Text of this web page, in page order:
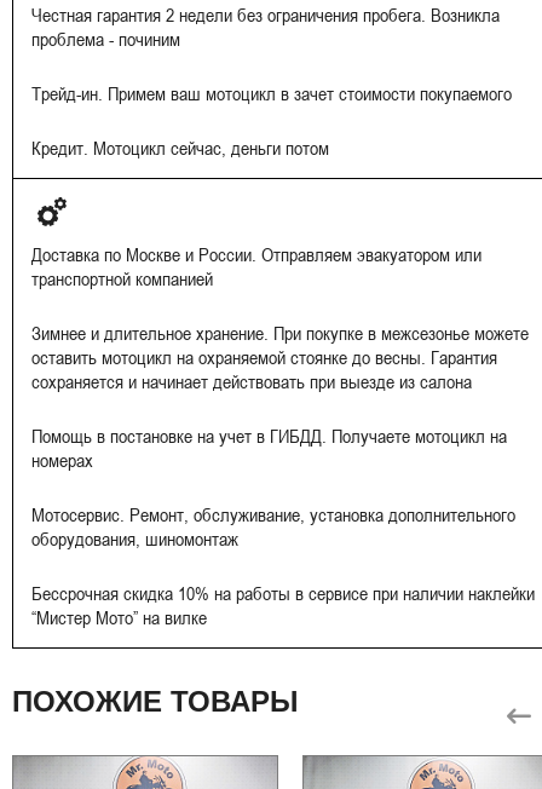
Честная гарантия 2 недели без ограничения пробега. Возникла
проблема - починим
Трейд-ин. Примем ваш мотоцикл в зачет стоимости покупаемого
Кредит. Мотоцикл сейчас, деньги потом
Доставка по Москве и России. Отправляем эвакуатором или
транспортной компанией
Зимнее и длительное хранение. При покупке в межсезонье можете
оставить мотоцикл на охраняемой стоянке до весны. Гарантия
сохраняется и начинает действовать при выезде из салона
Помощь в постановке на учет в ГИБДД. Получаете мотоцикл на
номерах
Мотосервис. Ремонт, обслуживание, установка дополнительного
оборудования, шиномонтаж
Бессрочная скидка 10% на работы в сервисе при наличии наклейки
“Мистер Мото” на вилке
ПОХОЖИЕ ТОВАРЫ